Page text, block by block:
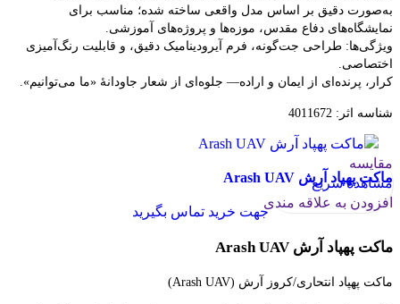
به‌صورت دقیق بر اساس مدل واقعی ساخته شده؛ مناسب برای
نمایشگاه‌های دفاع مقدس، موزه‌ها و پروژه‌های آموزشی.
ویژگی‌ها: طراحی جت‌گونه، فرم آیرودینامیک دقیق، و قابلیت رنگ‌آمیزی
اختصاصی.
کرار، پرنده‌ای از ایمان و اراده— جلوه‌ای از شعار جاودانۀ «ما می‌توانیم».
شناسه اثر: 4011672
مقایسه
مشاهده سریع
افزودن به علاقه مندی
ماکت پهپاد آرش Arash UAV
جهت خرید تماس بگیرید
ماکت پهپاد آرش Arash UAV
ماکت پهپاد انتحاری/کروز آرش (Arash UAV)